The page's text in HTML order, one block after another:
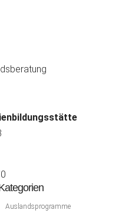
Auslandsprogramme